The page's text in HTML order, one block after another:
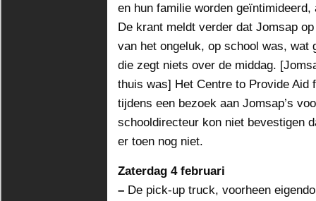
en hun familie worden geïntimideerd,
De krant meldt verder dat Jomsap
van het ongeluk, op school was,
die zegt niets over de middag.
thuis was] Het Centre to Provide
tijdens een bezoek aan Jomsap’s
schooldirecteur kon niet bevestigen
er toen nog niet.
Zaterdag 4 februari
– De pick-up truck, voorheen